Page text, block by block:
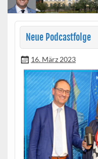
Neue Podcastfolge
16. März 2023